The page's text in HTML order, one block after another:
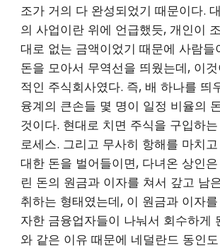
조가 거의 다 완성되었기 때문이다.
의 사업이란 위에 언급했듯, 개인이
대로 없는 금액이었기 때문에 사람들
돈을 모아서 무역선을 띄웠는데, 이
적인 주식회사였다. 즉, 배 하나를 띄
융계의 큰손들 몇 명이 일정 비율의
것이다. 현대로 치면 주식을 구입하
로세스. 그리고 무사히 항해를 마치
대한 돈을 벌어들이면, 다녀온 상인
린 돈의 원금과 이자를 쳐서 갚고 남
취하는 형태였는데, 이 원금과 이자
자한 금융업자들이 나눠서 회수하게
와 같은 이유 때문에 네덜란드 동인